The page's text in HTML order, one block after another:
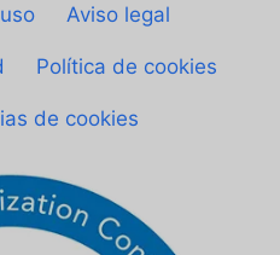
| Aviso legal
Política de cookies
de cookies